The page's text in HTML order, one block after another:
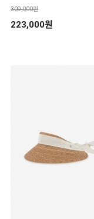
309,000원
223,000원